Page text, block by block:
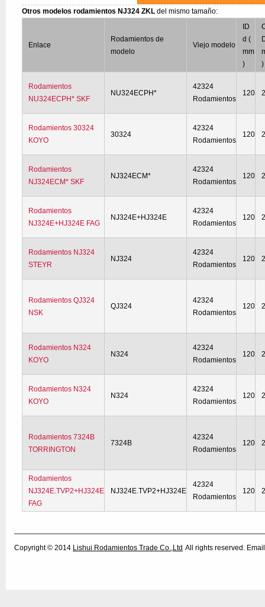
Otros modelos rodamientos NJ324 ZKLdel mismo tamaño:
Enlace
Rodamientos de
modelo
Viejo modelo
ID
d (
mm
)
)
Rodamientos
NU324ECPH* SKF
NU324ECPH*
42324
Rodamientos
120
Rodamientos 30324
KOYO
30324
42324
Rodamientos
120
Rodamientos
NJ324ECM* SKF
NJ324ECM*
42324
Rodamientos
120
Rodamientos
NJ324E+HJ324E FAG
NJ324E+HJ324E
42324
Rodamientos
120
Rodamientos NJ324
STEYR
NJ324
42324
Rodamientos
120
Rodamientos QJ324
NSK
QJ324
42324
Rodamientos
120
Rodamientos N324
KOYO
N324
42324
Rodamientos
120
Rodamientos N324
KOYO
N324
42324
Rodamientos
120
Rodamientos 7324B
TORRINGTON
7324B
42324
Rodamientos
120
Rodamientos
NJ324E.TVP2+HJ324E
FAG
NJ324E.TVP2+HJ324E
42324
Rodamientos
120
Copyright © 2014 Lishui Rodamientos Trade Co.,Ltd All rights reserved.